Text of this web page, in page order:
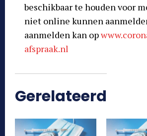
beschikbaar te houden voor
niet online kunnen
aanmelden kan op
afspraak.nl
Gerelateerd